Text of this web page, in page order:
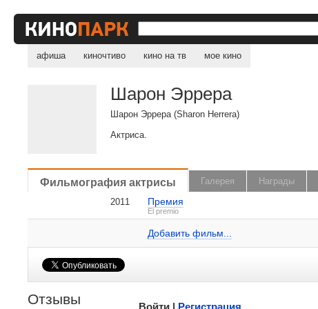
афиша киночтиво кино на тв мое кино
Шарон Эррера
Шарон Эррера (Sharon Herrera)
Актриса.
Фильмография актрисы Галерея Награды
2011
Премия
El premio
Добавить фильм...
Шарон Эррера на IMDB.com
Отзывы Войти | Регистрация